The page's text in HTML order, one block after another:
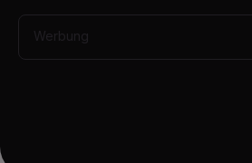
s
c
Werbung